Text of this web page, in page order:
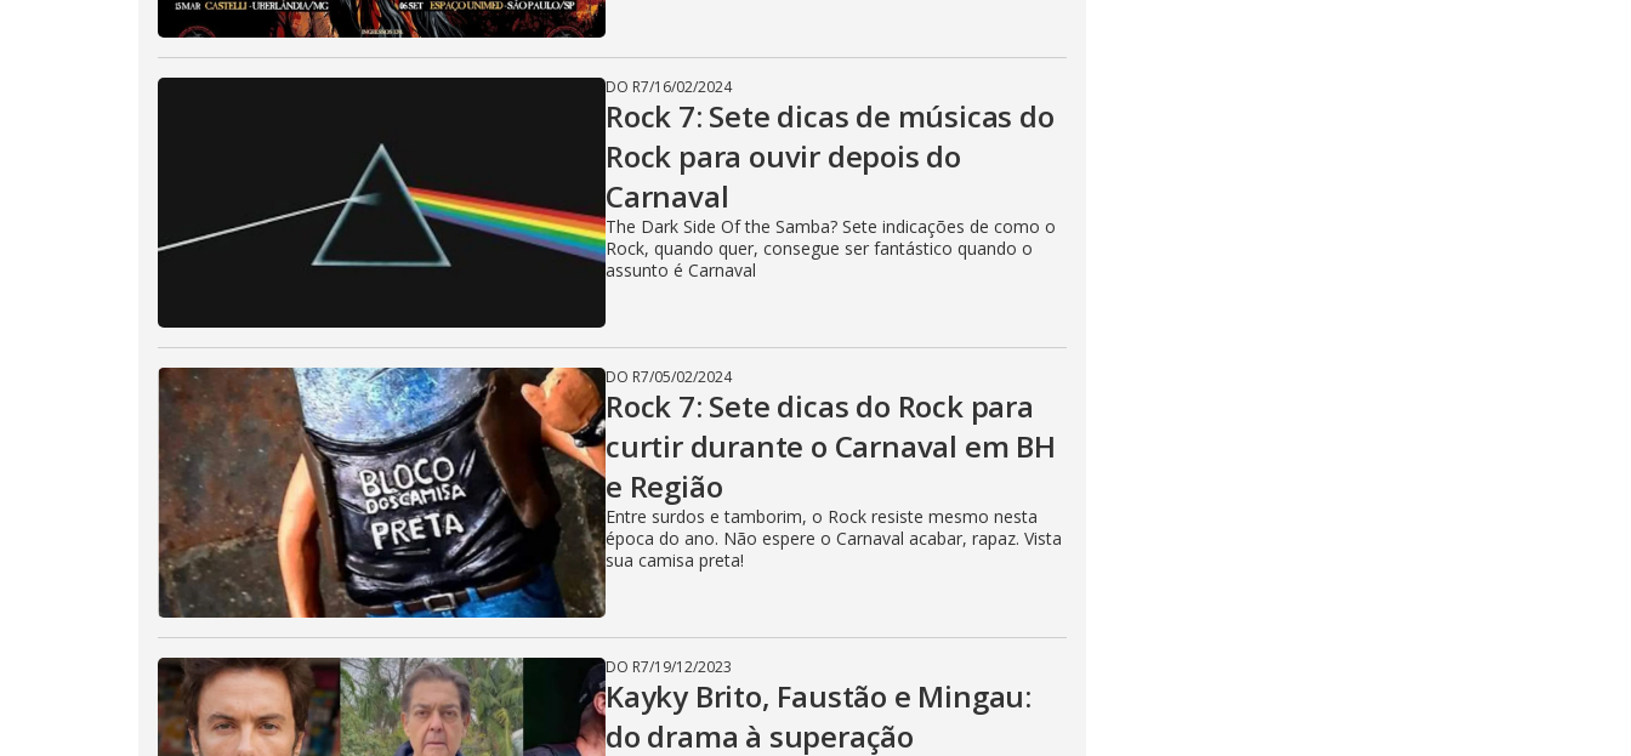
DO R7/16/02/2024
Rock 7: Sete dicas de músicas do
Rock para ouvir depois do
Carnaval
The Dark Side Of the Samba? Sete indicações de como o
Rock, quando quer, consegue ser fantástico quando o
assunto é Carnaval
DO R7/05/02/2024
Rock 7: Sete dicas do Rock para
curtir durante o Carnaval em BH
e Região
Entre surdos e tamborim, o Rock resiste mesmo nesta
época do ano. Não espere o Carnaval acabar, rapaz. Vista
sua camisa preta!
DO R7/19/12/2023
Kayky Brito, Faustão e Mingau:
do drama à superação